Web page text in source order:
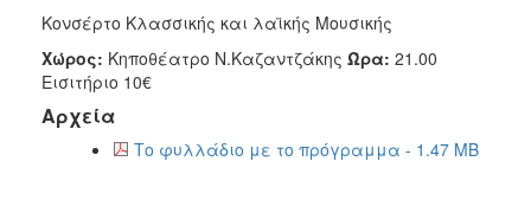
Κονσέρτο Κλασσικής και λαϊκής Μουσικής
Χώρος: Κηποθέατρο Ν.Καζαντζάκης Ώρα: 21.00
Εισιτήριο 10€
Αρχεία
Το φυλλάδιο με το πρόγραμμα - 1.47 MB